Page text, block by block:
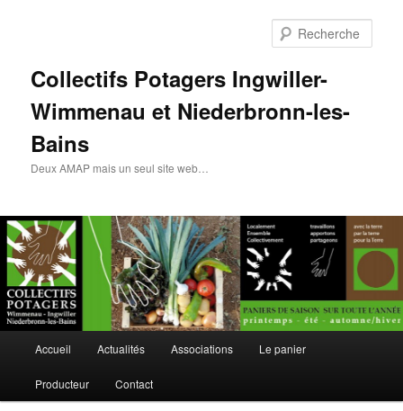
Collectifs Potagers Ingwiller-
Wimmenau et Niederbronn-les-
Bains
Deux AMAP mais un seul site web…
Aller
au
Accueil Actualités Associations Le panier
Producteur Contact